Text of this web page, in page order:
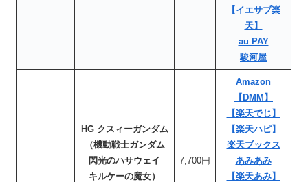
【イエサブ楽
天】
au PAY
駿河屋
HG クスィーガンダム
（機動戦士ガンダム
閃光のハサウェイ
キルケーの魔女）
7,700円
Amazon
【DMM】
【楽天でじ】
【楽天ハピ】
楽天ブックス
あみあみ
【楽天あみ】